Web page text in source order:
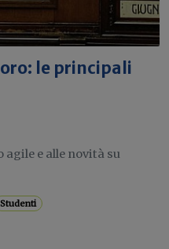
le principali
agile e alle novità su
Studenti